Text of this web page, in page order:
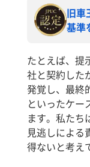
旧車
基準
たとえば、提
社と契約した
発覚し、最終
といったケー
ます。私たち
見逃しによる
得ないと考え